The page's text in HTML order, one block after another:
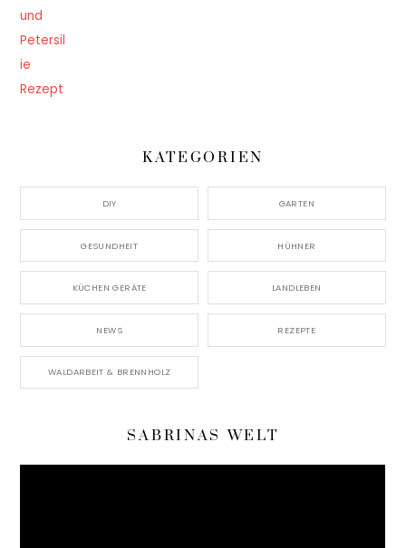
KATEGORIEN
DIY GARTEN
GESUNDHEIT HÜHNER
KÜCHEN GERÄTE LANDLEBEN
NEWS REZEPTE
WALDARBEIT & BRENNHOLZ
SABRINAS WELT